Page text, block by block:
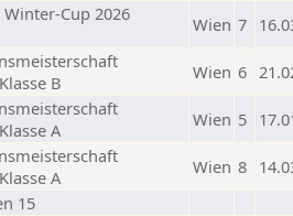
Cup 2026
Wien 7
B
Wien 6
A
Wien 5
A
Wien 8
15